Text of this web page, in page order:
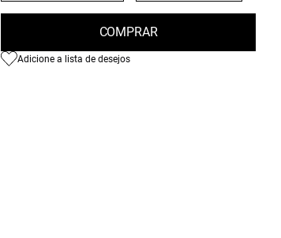
COMPRAR
Adicione a lista de desejos